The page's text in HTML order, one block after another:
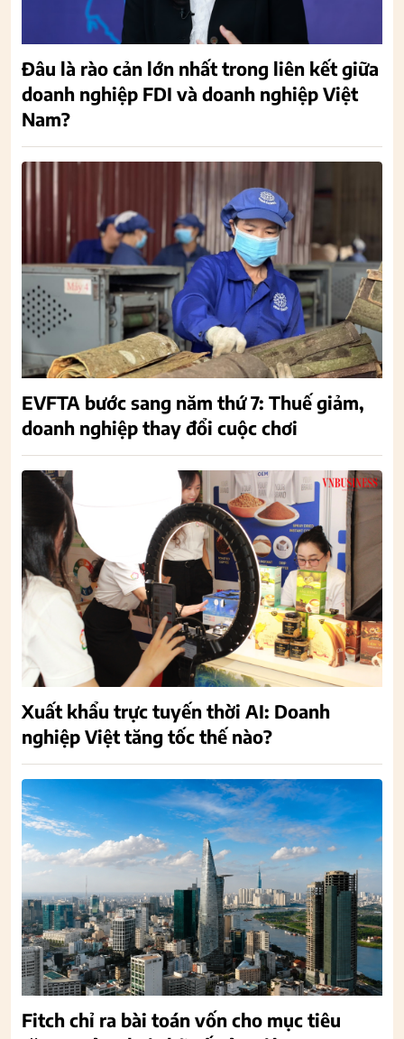
Đâu là rào cản lớn nhất trong liên kết giữa
doanh nghiệp FDI và doanh nghiệp Việt
Nam?
EVFTA bước sang năm thứ 7: Thuế giảm,
doanh nghiệp thay đổi cuộc chơi
Xuất khẩu trực tuyến thời AI: Doanh
nghiệp Việt tăng tốc thế nào?
Fitch chỉ ra bài toán vốn cho mục tiêu